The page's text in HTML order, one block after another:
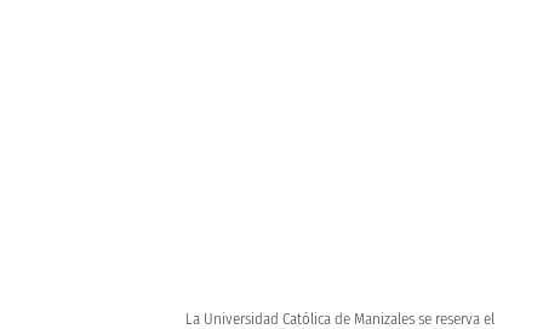
La Universidad Católica de Manizales se reserva el